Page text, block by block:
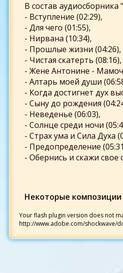
В состав аудиосборника
- Вступление (02:29),
- Для чего (01:55),
- Нирвана (10:34),
- Прошлые жизни (04:26),
- Чистая скатерть (08:16),
- Жене Антонине -
- Алтарь моей души
- Когда достигнет дух
- Сыну до рождения
- Неведенье (06:03),
- Солнце среди ночи
- Страх ума и Сила Духа
- Предопределение
- Обернись и скажи свое
Некоторые композиции
Your flash plugin version does not
http://www.adobe.com/shockwave/